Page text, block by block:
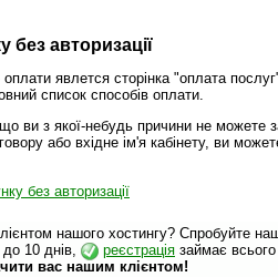
без авторизації
явлется сторінка "оплата
список способів оплати.
ви з якої-небудь причини не можете
або вхідне ім'я кабінету, ви
без авторизації
нашого хостингу? Спробуйте
10 днів,
реєстрація займає
вас нашим клієнтом!